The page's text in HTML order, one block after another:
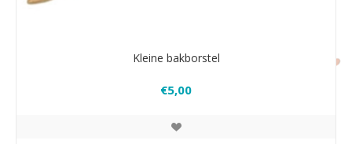
Kleine bakborstel
€5,00